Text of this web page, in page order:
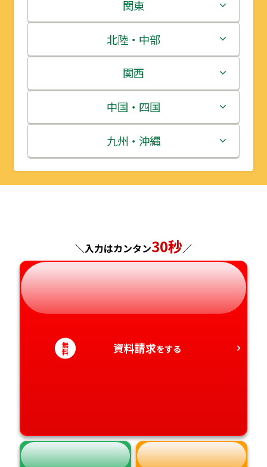
北海道
青森県
岩手県
宮城県
秋田県
山形県
関東
茨城県
栃木県
群馬県
埼玉県
千葉県
北陸・中部
新潟県
富山県
石川県
福井県
岐阜県
静岡県
関西
三重県
滋賀県
京都府
奈良県
和歌山県
中国・四国
鳥取県
島根県
山口県
徳島県
九州・沖縄
福岡県
熊本県
大分県
宮崎県
＼入力はカンタン30秒／
無
料 資料請求をする